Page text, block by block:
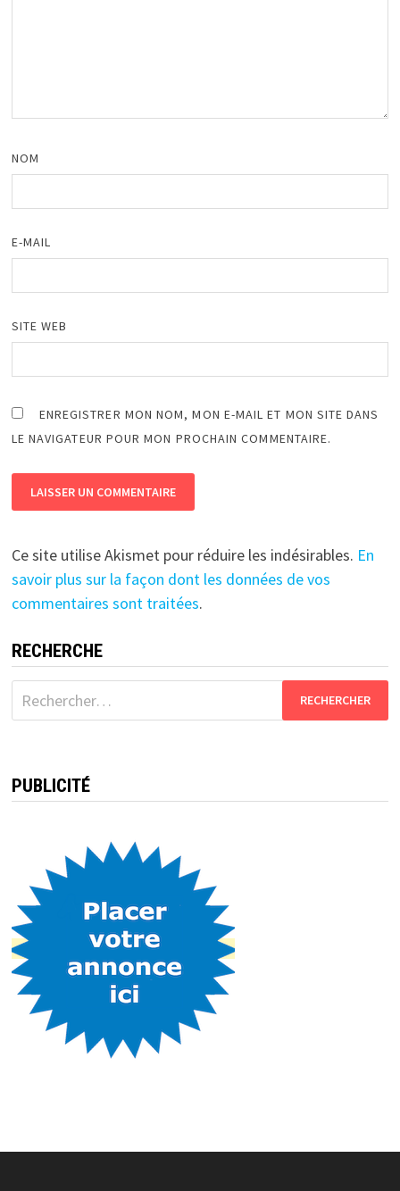
NOM
E-MAIL
SITE WEB
ENREGISTRER MON NOM, MON E-MAIL ET MON SITE DANS
LE NAVIGATEUR POUR MON PROCHAIN COMMENTAIRE.
Ce site utilise Akismet pour réduire les indésirables. En
savoir plus sur la façon dont les données de vos
commentaires sont traitées.
RECHERCHE
Rechercher :
PUBLICITÉ